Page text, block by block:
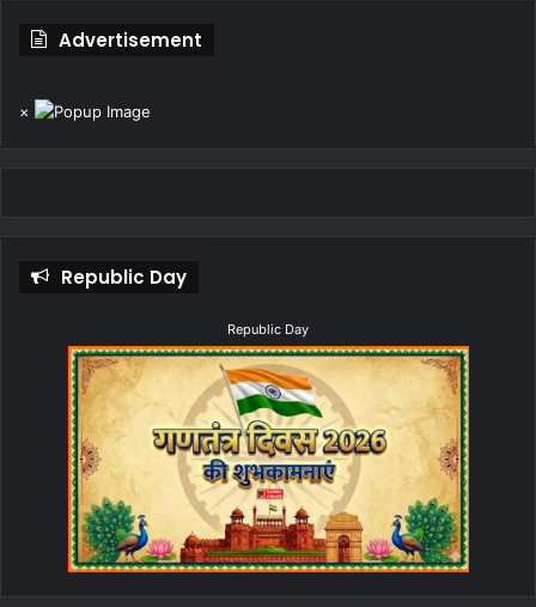
Advertisement
×
Republic Day
Republic Day